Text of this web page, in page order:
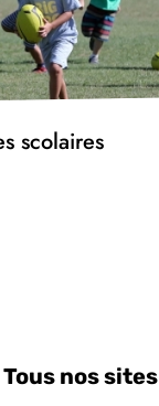
scolaires
Tous nos sites